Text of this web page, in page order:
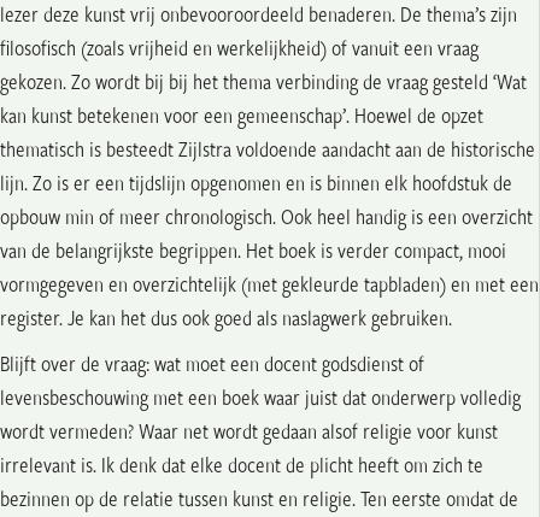
lezer deze kunst vrij onbevooroordeeld benaderen. De thema’s zijn
filosofisch (zoals vrijheid en werkelijkheid) of vanuit een vraag
gekozen. Zo wordt bij bij het thema verbinding de vraag gesteld ‘Wat
kan kunst betekenen voor een gemeenschap’. Hoewel de opzet
thematisch is besteedt Zijlstra voldoende aandacht aan de historische
lijn. Zo is er een tijdslijn opgenomen en is binnen elk hoofdstuk de
opbouw min of meer chronologisch. Ook heel handig is een overzicht
van de belangrijkste begrippen. Het boek is verder compact, mooi
vormgegeven en overzichtelijk (met gekleurde tapbladen) en met een
register. Je kan het dus ook goed als naslagwerk gebruiken.
Blijft over de vraag: wat moet een docent godsdienst of
levensbeschouwing met een boek waar juist dat onderwerp volledig
wordt vermeden? Waar net wordt gedaan alsof religie voor kunst
irrelevant is. Ik denk dat elke docent de plicht heeft om zich te
bezinnen op de relatie tussen kunst en religie. Ten eerste omdat de